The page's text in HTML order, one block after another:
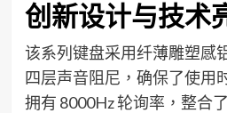
创新设计与技术
该系列键盘采用纤薄雕塑感
四层声音阻尼，确保了使用
拥有 8000Hz 轮询率，整合